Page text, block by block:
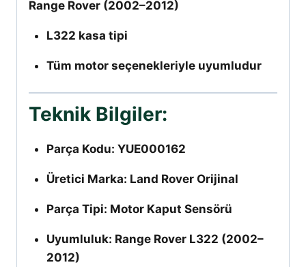
Range Rover (2002–2012)
L322 kasa tipi
Tüm motor seçenekleriyle uyumludur
Teknik Bilgiler:
Parça Kodu: YUE000162
Üretici Marka: Land Rover Orijinal
Parça Tipi: Motor Kaput Sensörü
Uyumluluk: Range Rover L322 (2002–
2012)